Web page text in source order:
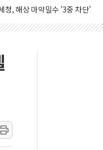
…일본·동남아 사업 확대
시 주택수요 위축 우려"
벌 신작 라인업 공개
어'…리빙 최대 50% 할인
행 아닌 담합…76조2000억 입
사에 넘긴 세라젬…공정위 과